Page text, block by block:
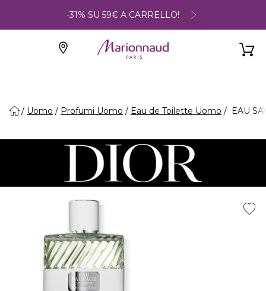
-31% SU 59€ A CARRELLO!
Uomo Profumi Uomo Eau de Toilette Uomo EAU